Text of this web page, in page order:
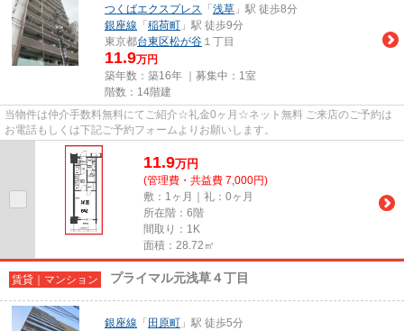
つくばエクスプレス 「 浅草 」駅 徒歩8分
銀座線 「 稲荷町 」駅 徒歩9分
東京都台東区松が谷 １丁目
11.9万円
築年数：築16年 ｜募集中： 1室
階数：14階建
当物件は仲介手数料無料にてご紹介☆礼金0ヶ月☆ネット無料 ご来店のご予約は
お電話もしくは下記ご予約フォームよりお願いします。
11.9万円
(管理費・共益費 7,000円)
敷：1ヶ月｜礼：0ヶ月
所在階：6階
間取り：1K
面積：28.72㎡
賃貸｜マンション プライマル元浅草４丁目
銀座線 「 田原町 」駅 徒歩5分